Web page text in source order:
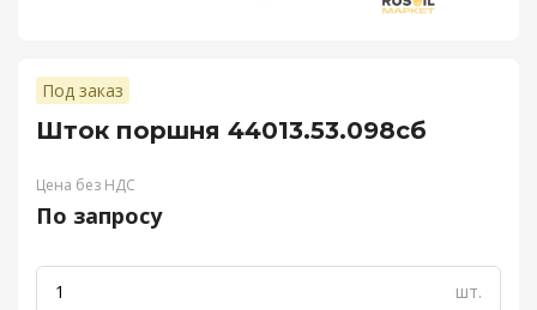
Под заказ
Шток поршня 44013.53.098сб
Цена без НДС
По запросу
шт.